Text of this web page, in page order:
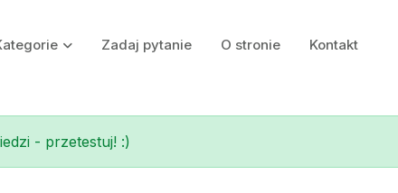
Zadaj pytanie O stronie Kontakt
- przetestuj! :)